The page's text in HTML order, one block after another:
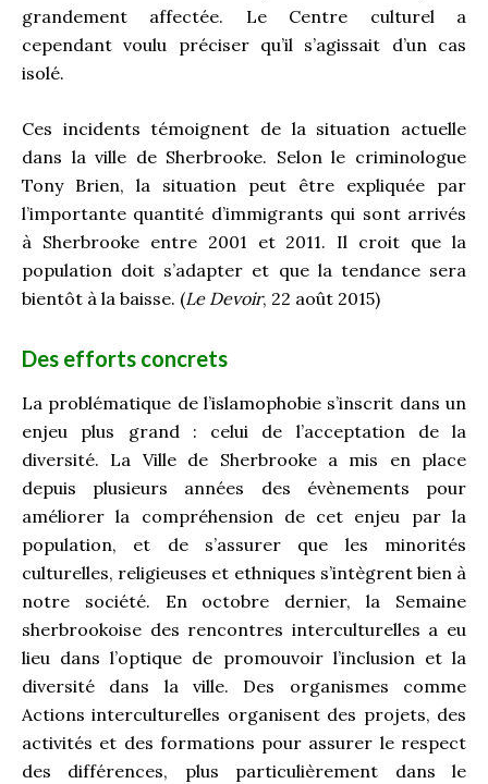
grandement affectée. Le Centre culturel a
cependant voulu préciser qu’il s’agissait d’un cas
isolé.
Ces incidents témoignent de la situation actuelle
dans la ville de Sherbrooke. Selon le criminologue
Tony Brien, la situation peut être expliquée par
l’importante quantité d’immigrants qui sont arrivés
à Sherbrooke entre 2001 et 2011. Il croit que la
population doit s’adapter et que la tendance sera
bientôt à la baisse. (Le Devoir, 22 août 2015)
Des efforts concrets
La problématique de l’islamophobie s’inscrit dans un
enjeu plus grand : celui de l’acceptation de la
diversité. La Ville de Sherbrooke a mis en place
depuis plusieurs années des évènements pour
améliorer la compréhension de cet enjeu par la
population, et de s’assurer que les minorités
culturelles, religieuses et ethniques s’intègrent bien à
notre société. En octobre dernier, la Semaine
sherbrookoise des rencontres interculturelles a eu
lieu dans l’optique de promouvoir l’inclusion et la
diversité dans la ville. Des organismes comme
Actions interculturelles organisent des projets, des
activités et des formations pour assurer le respect
des différences, plus particulièrement dans le